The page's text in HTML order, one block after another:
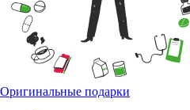
Оригинальные подарки